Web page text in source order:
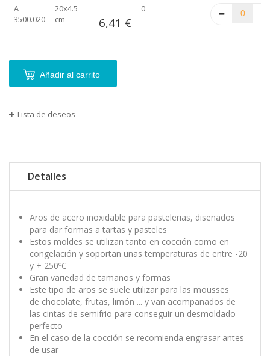
A
3500.020
20x4.5
cm
6,41 €
0
Añadir al carrito
Lista de deseos
Detalles
Aros de acero inoxidable para pastelerias, diseñados
para dar formas a tartas y pasteles
Estos moldes se utilizan tanto en cocción como en
congelación y soportan unas temperaturas de entre -20
y + 250ºC
Gran variedad de tamaños y formas
Este tipo de aros se suele utilizar para las mousses
de chocolate, frutas, limón ... y van acompañados de
las cintas de semifrio para conseguir un desmoldado
perfecto
En el caso de la cocción se recomienda engrasar antes
de usar